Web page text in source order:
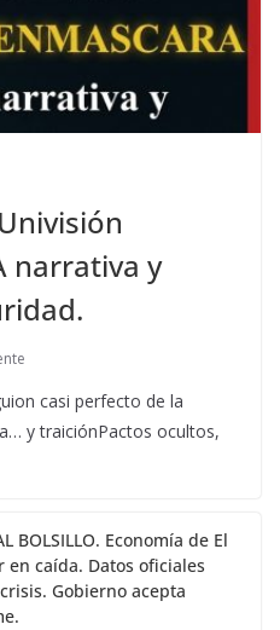
narrativa y
casi perfecto de la
y traiciónPactos ocultos,
BOLSILLO. Economía de El
en caída. Datos oficiales
Gobierno acepta